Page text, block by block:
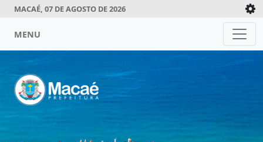
MACAÉ, 07 DE AGOSTO DE 2026
MENU